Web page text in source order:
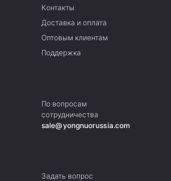
Контакты
Доставка и оплата
Оптовым клиентам
Поддержка
По вопросам
сотрудничества
sale@yongnuorussia.com
Задать вопрос